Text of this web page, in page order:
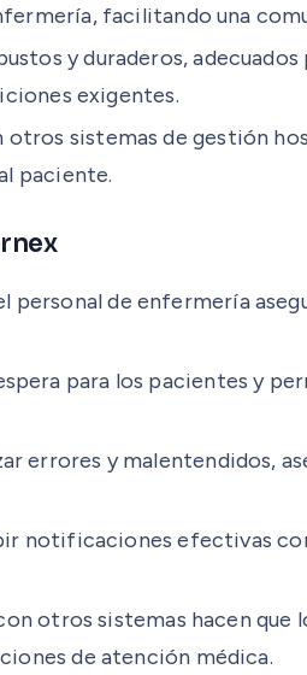
facilitando una
y duraderos,
exigentes.
sistemas de gestión
paciente.
de enfermería
para los pacientes y
errores y malentendidos,
notificaciones efectivas
otros sistemas hacen que
de atención médica.